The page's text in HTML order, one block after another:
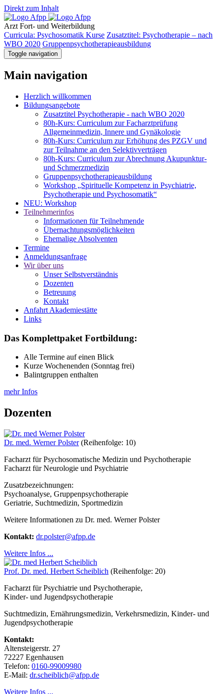
Direkt zum Inhalt
Arzt Fort- und Weiterbildung
Curricula: Psychosomatik Kurse Zusatztitel: Psychotherapie – nach
WBO 2020 Gruppenpsychotherapieausbildung
Toggle navigation
Main navigation
Herzlich willkommen
Bildungsangebote
Zusatztitel Psychotherapie - nach WBO 2020
80h-Kurs: Curriculum zur Facharztprüfung
Allgemeinmedizin, Innere und Gynäkologie
80h-Kurs: Curriculum zur Erhöhung des PZGV und
zur Teilnahme an den Selektivverträgen
80h-Kurs: Curriculum zur Abrechnung Akupunktur-
und Schmerzmedizin
Gruppenpsychotherapieausbildung
Workshop „Spirituelle Kompetenz in Psychiatrie,
Psychotherapie und Psychosomatik“
NEU: Workshop
Teilnehmerinfos
Informationen für Teilnehmende
Übernachtungsmöglichkeiten
Ehemalige Absolventen
Termine
Anmeldungsanfrage
Wir über uns
Unser Selbstverständnis
Dozenten
Betreuung
Kontakt
Anfahrt Akademiestätte
Links
Das Komplettpaket Fortbildung:
Alle Termine auf einen Blick
Kurze Wochenenden (Sonntag frei)
Balintgruppen enthalten
mehr Infos
Dozenten
Dr. med. Werner Polster (Reihenfolge: 10)
Facharzt für Psychosomatische Medizin und Psychotherapie
Facharzt für Neurologie und Psychiatrie
Zusatzbezeichnungen:
Psychoanalyse, Gruppenpsychotherapie
Geriatrie, Suchtmedizin, Sportmedizin
Weitere Informationen zu Dr. med. Werner Polster
Kontakt: dr.polster@afpp.de
Weitere Infos ...
Prof. Dr. med. Herbert Scheiblich (Reihenfolge: 20)
Facharzt für Psychiatrie und Psychotherapie,
Kinder- und Jugendpsychotherapie
Suchtmedizin, Ernährungsmedizin, Verkehrsmedizin, Kinder- und
Jugendpsychotherapie
Kontakt:
Altensteigerstr. 27
72227 Egenhausen
Telefon: 0160-99009980
E-Mail: dr.scheiblich@afpp.de
Weitere Infos ...